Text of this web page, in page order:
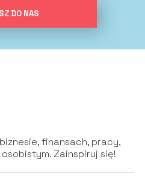
DO NAS
finansach, pracy,
Zainspiruj się!